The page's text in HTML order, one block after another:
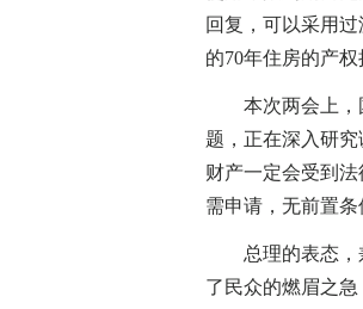
回复，可以采用
的70年住房的产权
本次两会上，国
题，正在深入研
财产一定会受到
需申请，无前置条
总理的表态，兼
了民众的燃眉之